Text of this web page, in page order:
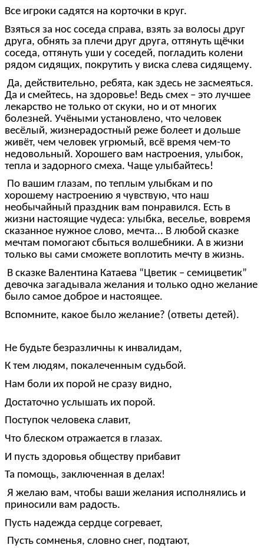
Все игроки садятся на корточки в круг.
Взяться за нос соседа справа, взять за волосы друг
друга, обнять за плечи друг друга, оттянуть щёчки
соседа, оттянуть уши у соседей, погладить колени
рядом сидящих, покрутить у виска слева сидящему.
Да, действительно, ребята, как здесь не засмеяться.
Да и смейтесь, на здоровье! Ведь смех – это лучшее
лекарство не только от скуки, но и от многих
болезней. Учёными установлено, что человек
весёлый, жизнерадостный реже болеет и дольше
живёт, чем человек угрюмый, всё время чем-то
недовольный. Хорошего вам настроения, улыбок,
тепла и задорного смеха. Чаще улыбайтесь!
По вашим глазам, по теплым улыбкам и по
хорошему настроению я чувствую, что наш
необычайный праздник вам понравился. Есть в
жизни настоящие чудеса: улыбка, веселье, вовремя
сказанное нужное слово, мечта... В любой сказке
мечтам помогают сбыться волшебники. А в жизни
только вы сами сможете воплотить мечту в жизнь.
В сказке Валентина Катаева “Цветик – семицветик”
девочка загадывала желания и только одно желание
было самое доброе и настоящее.
Вспомните, какое было желание? (ответы детей).
Не будьте безразличны к инвалидам,
К тем людям, покалеченным судьбой.
Нам боли их порой не сразу видно,
Достаточно услышать их порой.
Поступок человека славит,
Что блеском отражается в глазах.
И пусть здоровья обществу прибавит
Та помощь, заключенная в делах!
Я желаю вам, чтобы ваши желания исполнялись и
приносили вам радость.
Пусть надежда сердце согревает,
Пусть сомненья, словно снег, подтают,